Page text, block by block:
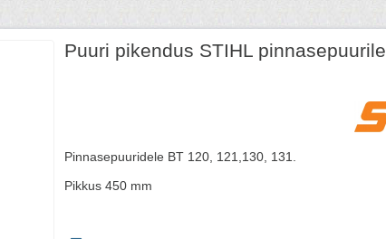
Puuri pikendus STIHL pinnasepuurile
Pinnasepuuridele BT 120, 121,130, 131.
Pikkus 450 mm